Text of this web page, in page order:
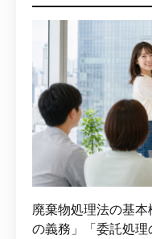
廃棄物処理法の基
の義務」「委託処